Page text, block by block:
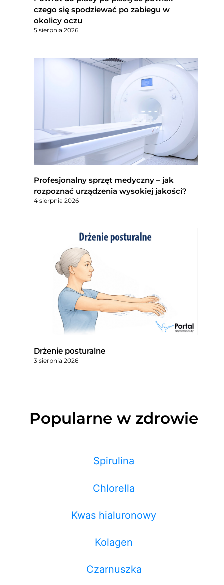
czego się spodziewać po zabiegu w
okolicy oczu
5 sierpnia 2026
Profesjonalny sprzęt medyczny – jak
rozpoznać urządzenia wysokiej jakości?
4 sierpnia 2026
Drżenie posturalne
3 sierpnia 2026
Popularne w zdrowie
Spirulina
Chlorella
Kwas hialuronowy
Kolagen
Czarnuszka